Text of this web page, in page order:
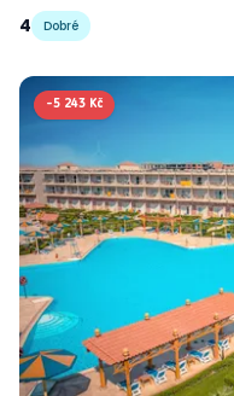
4
Dobré
-5 243 Kč